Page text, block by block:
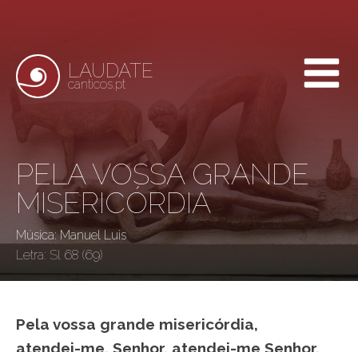
LAUDATE
canticos.pt
PELA VOSSA GRANDE
MISERICÓRDIA
Música: Manuel Luis
Letra: Sl 68 (69)
Pela vossa grande misericórdia,
atendei-me, Senhor, atendei-me Senhor.